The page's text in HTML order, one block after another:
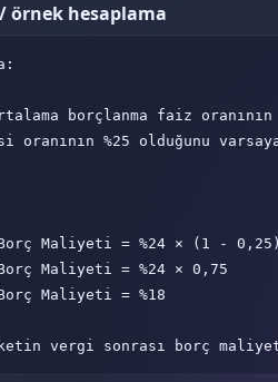
örnek hesaplama
borçlanma faiz oranının
oranının %25 olduğunu
Maliyeti = %24 × (1 - 0,25)
Maliyeti = %24 × 0,75
Maliyeti = %18
vergi sonrası borç